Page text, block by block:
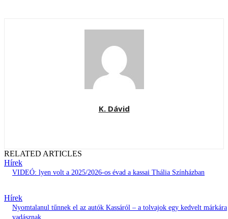
K. Dávid
RELATED ARTICLES
Hírek
VIDEÓ: lyen volt a 2025/2026-os évad a kassai Thália Színházban
Hírek
Nyomtalanul tűnnek el az autók Kassáról – a tolvajok egy kedvelt márkára
vadásznak